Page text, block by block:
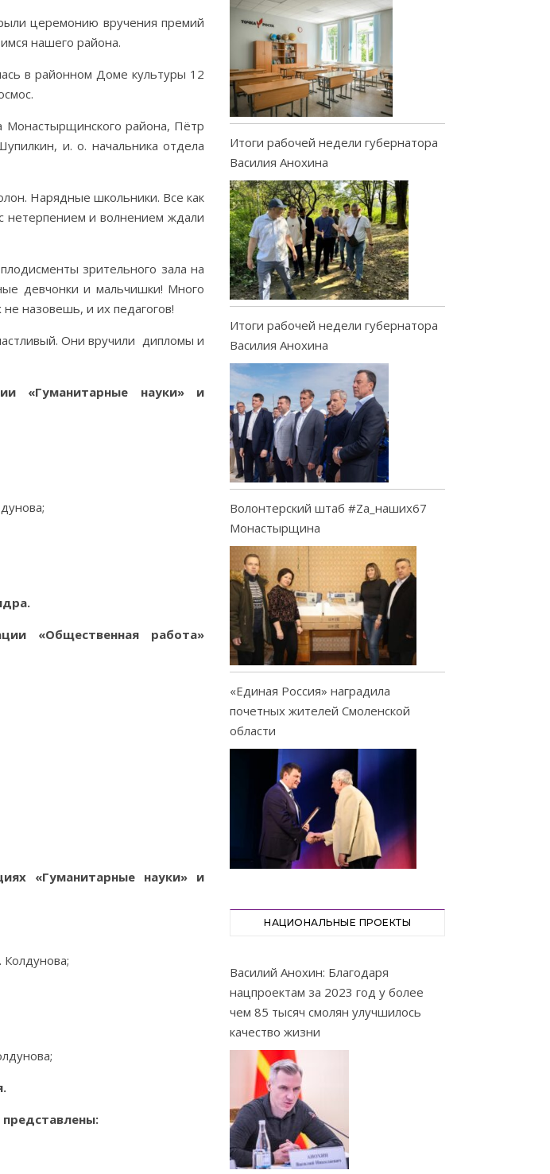
церемонию вручения премий
нашего района.
в районном Доме культуры 12
Монастырщинского района, Пётр
и. о. начальника отдела
Нарядные школьники. Все как
нетерпением и волнением ждали
зрительного зала на
девчонки и мальчишки! Много
назовешь, и их педагогов!
Они вручили дипломы и
«Гуманитарные науки» и
«Общественная работа»
«Гуманитарные науки» и
Итоги рабочей недели губернатора
Василия Анохина
Итоги рабочей недели губернатора
Василия Анохина
Волонтерский штаб #Za_наших67
Монастырщина
«Единая Россия» наградила
почетных жителей Смоленской
области
НАЦИОНАЛЬНЫЕ ПРОЕКТЫ
Василий Анохин: Благодаря
нацпроектам за 2023 год у более
чем 85 тысяч смолян улучшилось
качество жизни